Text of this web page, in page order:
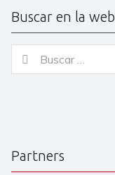
Buscar en la web
for:
Buscar
Partners